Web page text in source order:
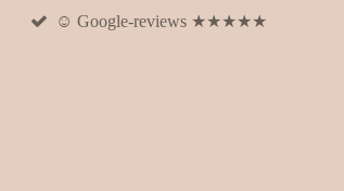
☺︎ Google-reviews ★★★★★